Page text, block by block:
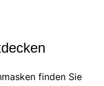
finden Sie